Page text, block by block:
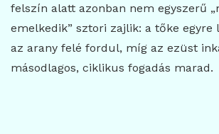
felszín alatt azonban nem egyszerű
emelkedik” sztori zajlik: a tőke egyre
az arany felé fordul, míg az ezüst
másodlagos, ciklikus fogadás marad.